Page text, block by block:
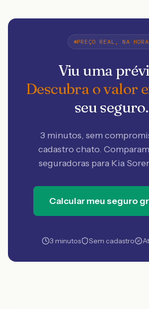
PREÇO REAL, NA HORA
Viu uma
Descubra o valor
seu seguro.
3 minutos, sem
cadastro chato.
seguradoras para Kia
Calcular meu seguro
3 minutos Sem cadastro